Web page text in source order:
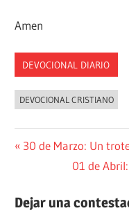
Amen
DEVOCIONAL DIARIO
DEVOCIONAL CRISTIANO
Navegación
entradas
Entrada
30 de Marzo: Un
Siguiente
01 de
Dejar una